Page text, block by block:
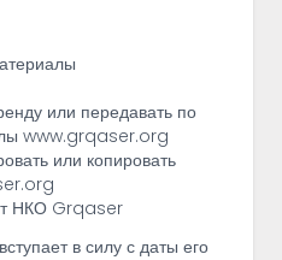
или передавать по
www.grqaser.org
или копировать
НКО Grqaser
в силу с даты его